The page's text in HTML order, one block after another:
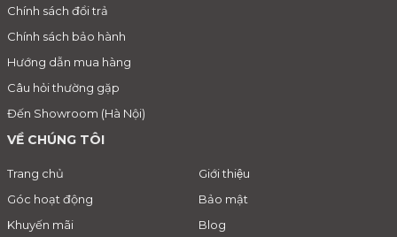
Chính sách đổi trả
Chính sách bảo hành
Hướng dẫn mua hàng
Câu hỏi thường gặp
Đến Showroom (Hà Nội)
VỀ CHÚNG TÔI
Trang chủ
Giới thiệu
Góc hoạt động
Bảo mật
Khuyến mãi
Blog